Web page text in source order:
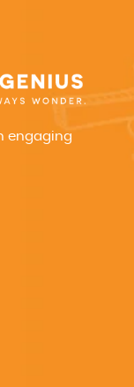
engaging